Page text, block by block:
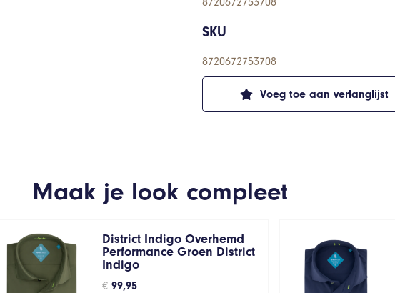
Voeg toe aan verlanglijst
SKU
8720672753708
Maak je look compleet
District Indigo Overhemd
Performance Groen District
Indigo
€ 99,95